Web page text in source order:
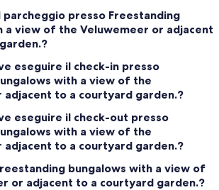
parcheggio presso Freestanding
a view of the Veluwemeer or adjacent
eseguire il check-in presso
with a view of the
adjacent to a courtyard garden.?
eseguire il check-out presso
with a view of the
adjacent to a courtyard garden.?
bungalows with a view of
or adjacent to a courtyard garden.?